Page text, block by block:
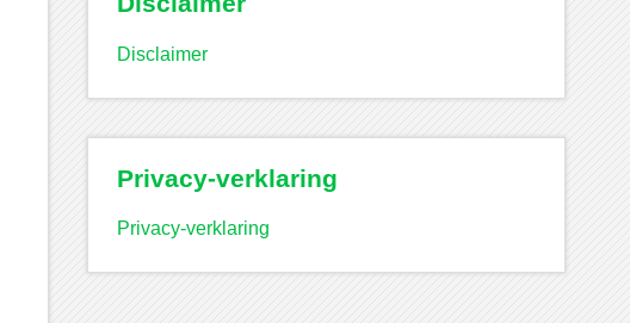
Disclaimer
Privacy-verklaring
Privacy-verklaring